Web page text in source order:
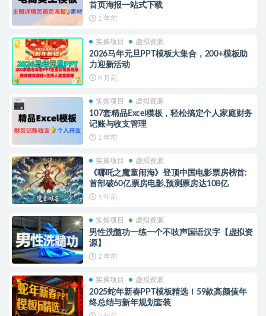
首页海报一站式下载
1 年前
实操项目 虚拟资源
2026马年元旦PPT模板大集合，200+模板助
力迎新活动
8 月前
实操项目 虚拟资源
107套精品Excel模板，轻松搞定个人家庭财务
记账与收支管理
1 年前
实操项目 虚拟资源
《哪吒之魔童闹海》登顶中国电影票房榜首:
首部破60亿票房电影,预测票房达108亿
1 年前
实操项目 虚拟资源
男性洗髓功一练一个不吱声国语汉字【虚拟资
源】
2 年前
实操项目 虚拟资源
2025蛇年新春PPT模板精选！59款高颜值年
终总结与新年规划套装